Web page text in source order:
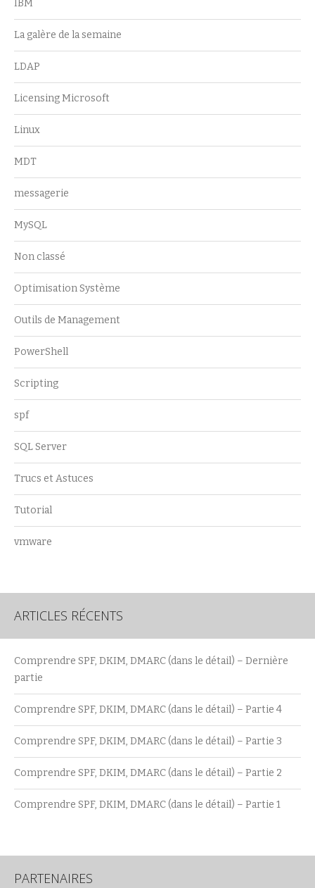
IBM
La galère de la semaine
LDAP
Licensing Microsoft
Linux
MDT
messagerie
MySQL
Non classé
Optimisation Système
Outils de Management
PowerShell
Scripting
spf
SQL Server
Trucs et Astuces
Tutorial
vmware
ARTICLES RÉCENTS
Comprendre SPF, DKIM, DMARC (dans le détail) – Dernière
partie
Comprendre SPF, DKIM, DMARC (dans le détail) – Partie 4
Comprendre SPF, DKIM, DMARC (dans le détail) – Partie 3
Comprendre SPF, DKIM, DMARC (dans le détail) – Partie 2
Comprendre SPF, DKIM, DMARC (dans le détail) – Partie 1
PARTENAIRES